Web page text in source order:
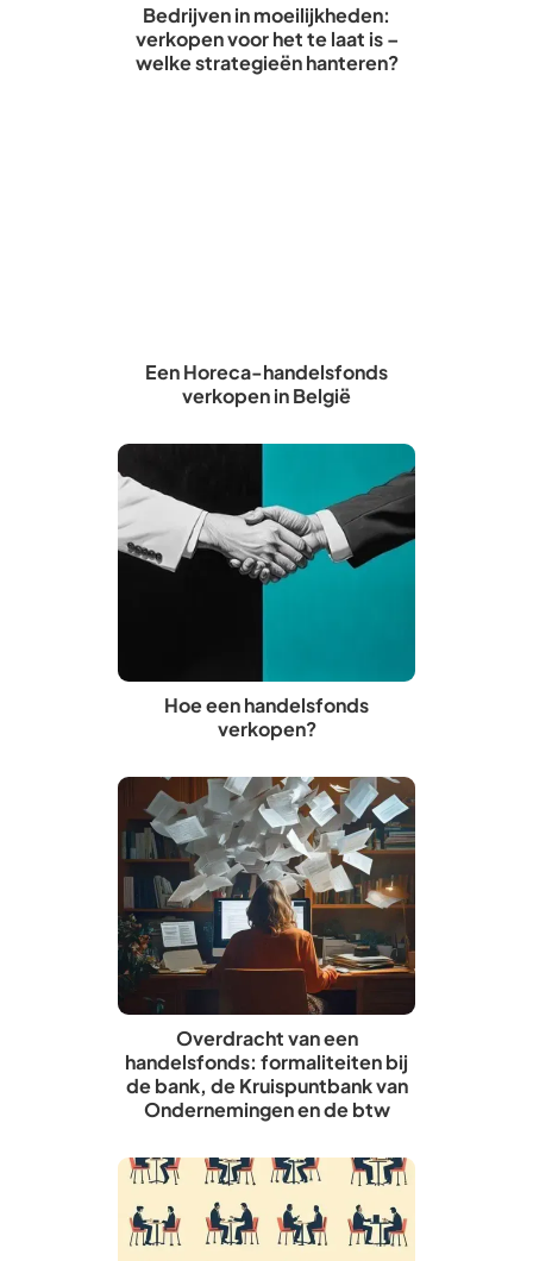
Bedrijven in moeilijkheden:
verkopen voor het te laat is –
welke strategieën hanteren?
Een Horeca-handelsfonds
verkopen in België
Hoe een handelsfonds
verkopen?
Overdracht van een
handelsfonds: formaliteiten bij
de bank, de Kruispuntbank van
Ondernemingen en de btw